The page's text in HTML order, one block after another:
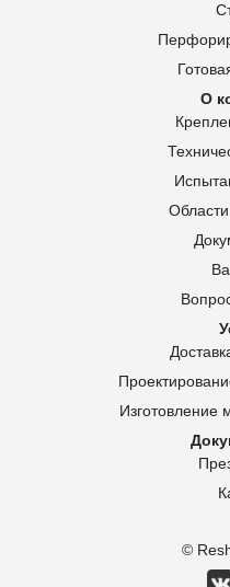
©
О
Изготовление